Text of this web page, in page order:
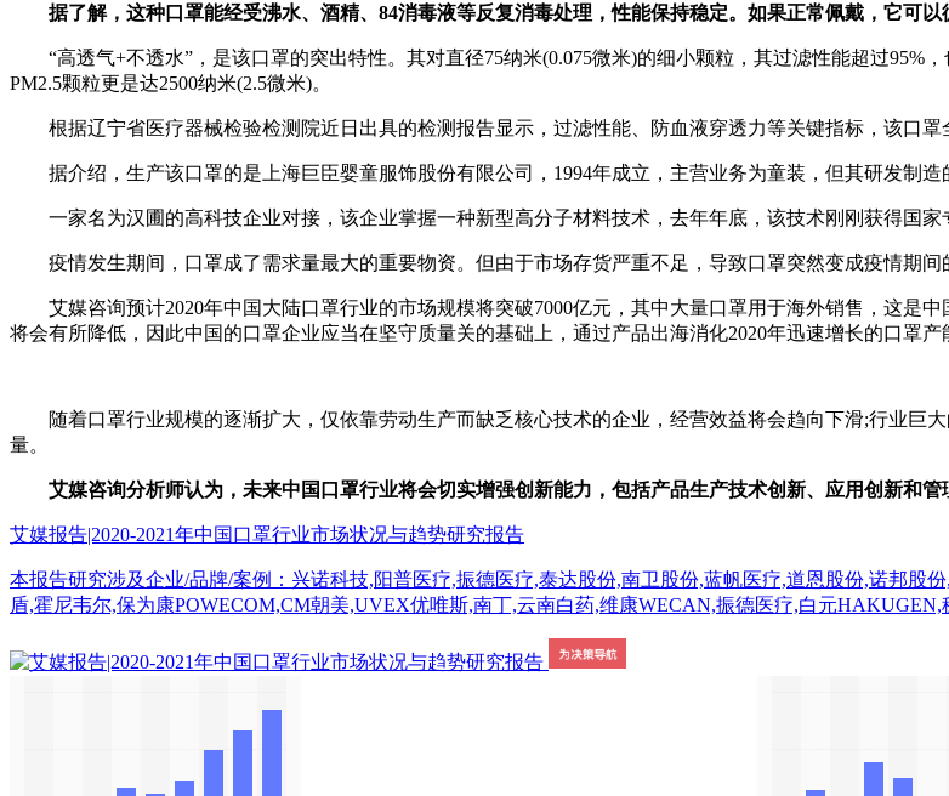
据了解，这种口罩能经受沸水、酒精、84消毒液等反复消毒处理，性能保持稳定。如果正常佩戴，它可以
“高透气+不透水”，是该口罩的突出特性。其对直径75纳米(0.075微米)的细小颗粒，其过滤性能超过95%
PM2.5颗粒更是达2500纳米(2.5微米)。
根据辽宁省医疗器械检验检测院近日出具的检测报告显示，过滤性能、防血液穿透力等关键指标，该口罩
据介绍，生产该口罩的是上海巨臣婴童服饰股份有限公司，1994年成立，主营业务为童装，但其研发制造
一家名为汉圃的高科技企业对接，该企业掌握一种新型高分子材料技术，去年年底，该技术刚刚获得国家
疫情发生期间，口罩成了需求量最大的重要物资。但由于市场存货严重不足，导致口罩突然变成疫情期间
艾媒咨询预计2020年中国大陆口罩行业的市场规模将突破7000亿元，其中大量口罩用于海外销售，这是
将会有所降低，因此中国的口罩企业应当在坚守质量关的基础上，通过产品出海消化2020年迅速增长的口罩产
随着口罩行业规模的逐渐扩大，仅依靠劳动生产而缺乏核心技术的企业，经营效益将会趋向下滑;行业巨
量。
艾媒咨询分析师认为，未来中国口罩行业将会切实增强创新能力，包括产品生产技术创新、应用创新和管
艾媒报告|2020-2021年中国口罩行业市场状况与趋势研究报告
本报告研究涉及企业/品牌/案例：兴诺科技,阳普医疗,振德医疗,泰达股份,南卫股份,蓝帆医疗,道恩股份,诺邦股
盾,霍尼韦尔,保为康POWECOM,CM朝美,UVEX优唯斯,南丁,云南白药,维康WECAN,振德医疗,白元